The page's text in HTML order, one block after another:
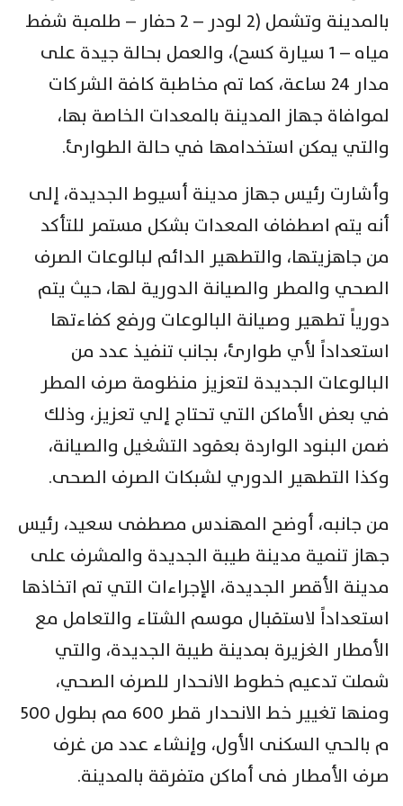
بالمدينة وتشمل (2 لودر – 2 حفار – طلمبة شفط
مياه – 1 سيارة كسح)، والعمل بحالة جيدة على
مدار 24 ساعة، كما تم مخاطبة كافة الشركات
لموافاة جهاز المدينة بالمعدات الخاصة بها،
والتي يمكن استخدامها في حالة الطوارئ.
وأشارت رئيس جهاز مدينة أسيوط الجديدة، إلى
أنه يتم اصطفاف المعدات بشكل مستمر للتأكد
من جاهزيتها، والتطهير الدائم لبالوعات الصرف
الصحي والمطر والصيانة الدورية لها، حيث يتم
دورياً تطهير وصيانة البالوعات ورفع كفاءتها
استعداداً لأي طوارئ، بجانب تنفيذ عدد من
البالوعات الجديدة لتعزيز منظومة صرف المطر
في بعض الأماكن التي تحتاج إلي تعزيز، وذلك
ضمن البنود الواردة بعقود التشغيل والصيانة،
وكذا التطهير الدوري لشبكات الصرف الصحى.
من جانبه، أوضح المهندس مصطفى سعيد، رئيس
جهاز تنمية مدينة طيبة الجديدة والمشرف على
مدينة الأقصر الجديدة، الإجراءات التي تم اتخاذها
استعداداً لاستقبال موسم الشتاء والتعامل مع
الأمطار الغزيرة بمدينة طيبة الجديدة، والتي
شملت تدعيم خطوط الانحدار للصرف الصحي،
ومنها تغيير خط الانحدار قطر 600 مم بطول 500
م بالحي السكنى الأول، وإنشاء عدد من غرف
صرف الأمطار فى أماكن متفرقة بالمدينة.